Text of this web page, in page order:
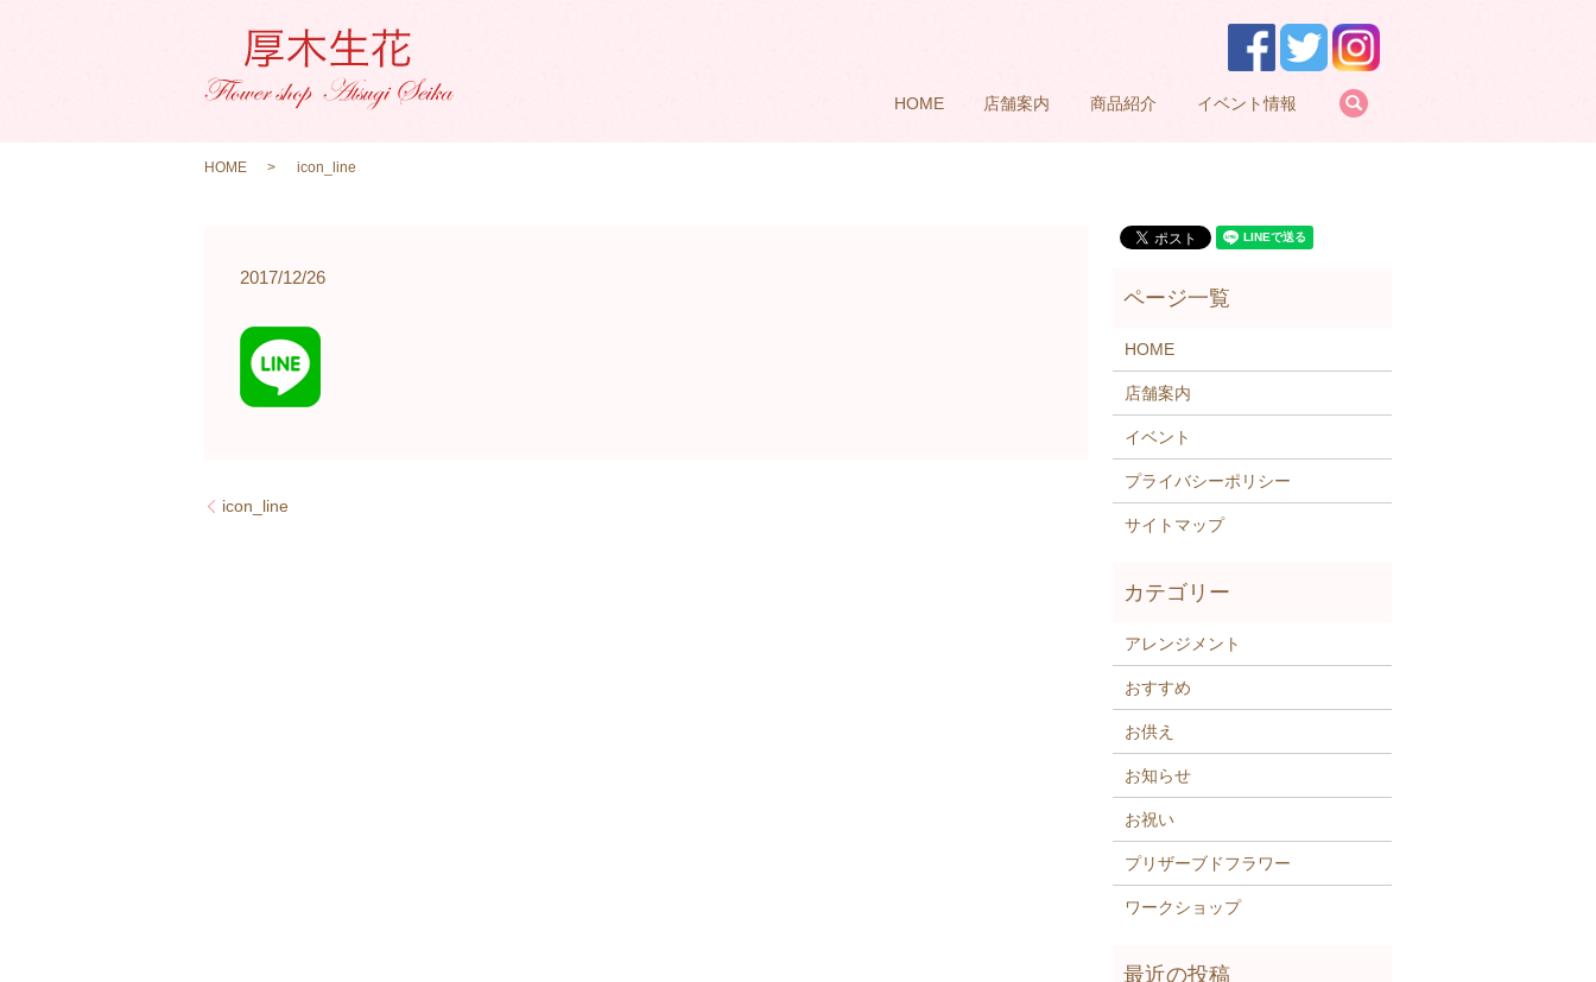
HOME 店舗案内 商品紹介 イベント情報
HOME icon_line
2017/12/26
icon_line
HOME
店舗案内
イベント
プライバシーポリシー
サイトマップ
アレンジメント
おすすめ
お供え
お知らせ
お祝い
プリザーブドフラワー
ワークショップ